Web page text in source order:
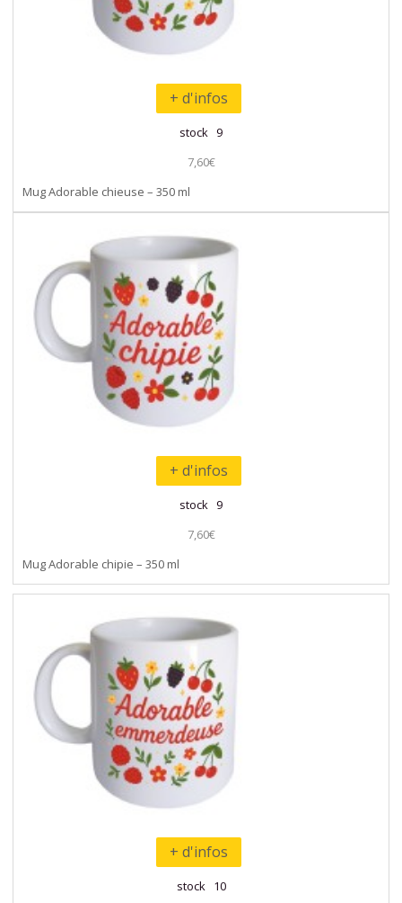
+ d'infos
stock 9
7,60€
Mug Adorable chieuse – 350 ml
+ d'infos
stock 9
7,60€
Mug Adorable chipie – 350 ml
+ d'infos
stock 10